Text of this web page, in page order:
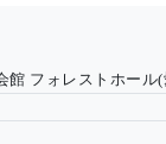
館 フォレストホール